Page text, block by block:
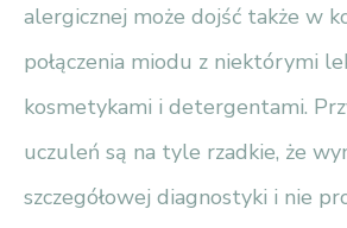
alergicznej może dojść także w
połączenia miodu z niektórymi
kosmetykami i detergentami.
uczuleń są na tyle rzadkie, że
szczegółowej diagnostyki i nie